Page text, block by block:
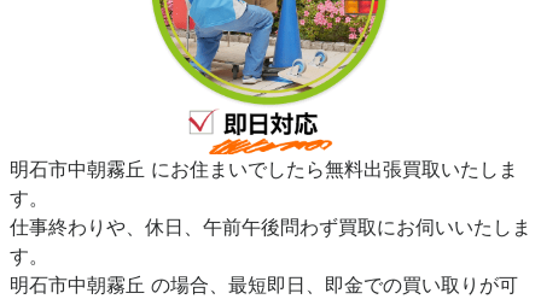
明石市中朝霧丘 にお住まいでしたら無料出張買取いたしま
す。
仕事終わりや、休日、午前午後問わず買取にお伺いいたしま
す。
明石市中朝霧丘 の場合、最短即日、即金での買い取りが可